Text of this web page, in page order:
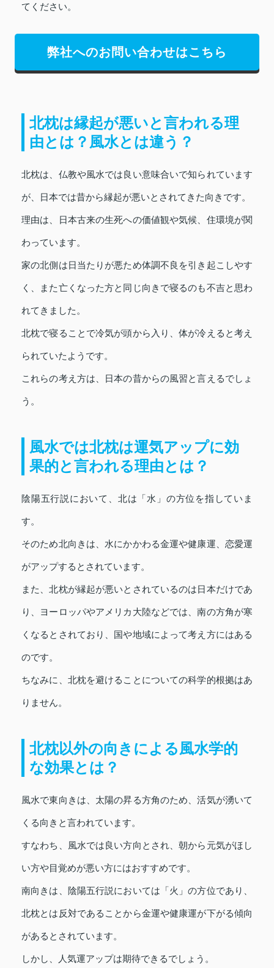
てください。
弊社へのお問い合わせはこちら
北枕は縁起が悪いと言われる理
由とは？風水とは違う？
北枕は、仏教や風水では良い意味合いで知られています
が、日本では昔から縁起が悪いとされてきた向きです。
理由は、日本古来の生死への価値観や気候、住環境が関
わっています。
家の北側は日当たりが悪ため体調不良を引き起こしやす
く、また亡くなった方と同じ向きで寝るのも不吉と思わ
れてきました。
北枕で寝ることで冷気が頭から入り、体が冷えると考え
られていたようです。
これらの考え方は、日本の昔からの風習と言えるでしょ
う。
風水では北枕は運気アップに効
果的と言われる理由とは？
陰陽五行説において、北は「水」の方位を指していま
す。
そのため北向きは、水にかかわる金運や健康運、恋愛運
がアップするとされています。
また、北枕が縁起が悪いとされているのは日本だけであ
り、ヨーロッパやアメリカ大陸などでは、南の方角が寒
くなるとされており、国や地域によって考え方にはある
のです。
ちなみに、北枕を避けることについての科学的根拠はあ
りません。
北枕以外の向きによる風水学的
な効果とは？
風水で東向きは、太陽の昇る方角のため、活気が湧いて
くる向きと言われています。
すなわち、風水では良い方向とされ、朝から元気がほし
い方や目覚めが悪い方にはおすすめです。
南向きは、陰陽五行説においては「火」の方位であり、
北枕とは反対であることから金運や健康運が下がる傾向
があるとされています。
しかし、人気運アップは期待できるでしょう。